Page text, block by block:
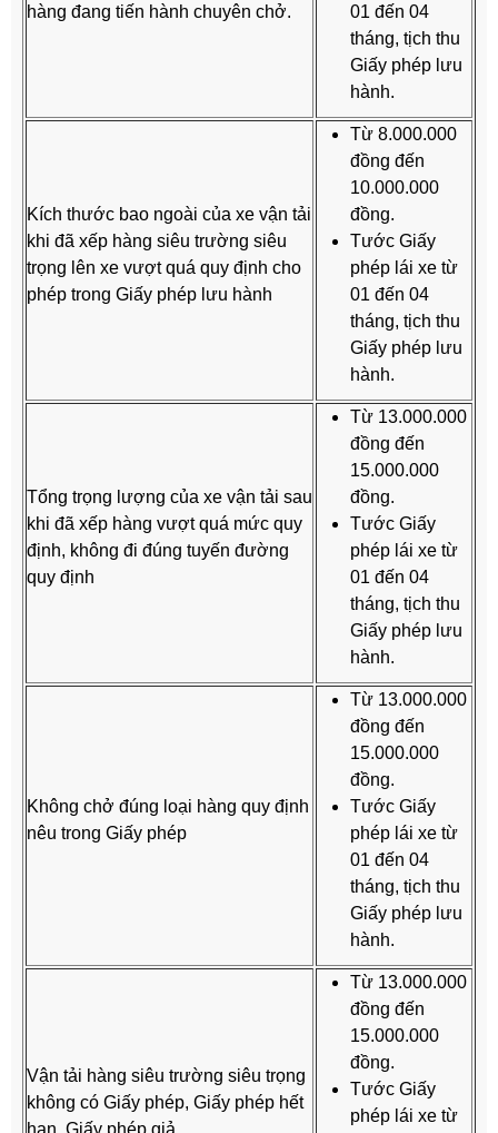
hàng đang tiến hành chuyên chở.
01 đến 04
tháng, tịch thu
Giấy phép lưu
hành.
Kích thước bao ngoài của xe vận tải
khi đã xếp hàng siêu trường siêu
trọng lên xe vượt quá quy định cho
phép trong Giấy phép lưu hành
Từ 8.000.000
đồng đến
10.000.000
đồng.
Tước Giấy
phép lái xe từ
01 đến 04
tháng, tịch thu
Giấy phép lưu
hành.
Tổng trọng lượng của xe vận tải sau
khi đã xếp hàng vượt quá mức quy
định, không đi đúng tuyến đường
quy định
Từ 13.000.000
đồng đến
15.000.000
đồng.
Tước Giấy
phép lái xe từ
01 đến 04
tháng, tịch thu
Giấy phép lưu
hành.
Không chở đúng loại hàng quy định
nêu trong Giấy phép
Từ 13.000.000
đồng đến
15.000.000
đồng.
Tước Giấy
phép lái xe từ
01 đến 04
tháng, tịch thu
Giấy phép lưu
hành.
Vận tải hàng siêu trường siêu trọng
không có Giấy phép, Giấy phép hết
hạn, Giấy phép giả.
Từ 13.000.000
đồng đến
15.000.000
đồng.
Tước Giấy
phép lái xe từ